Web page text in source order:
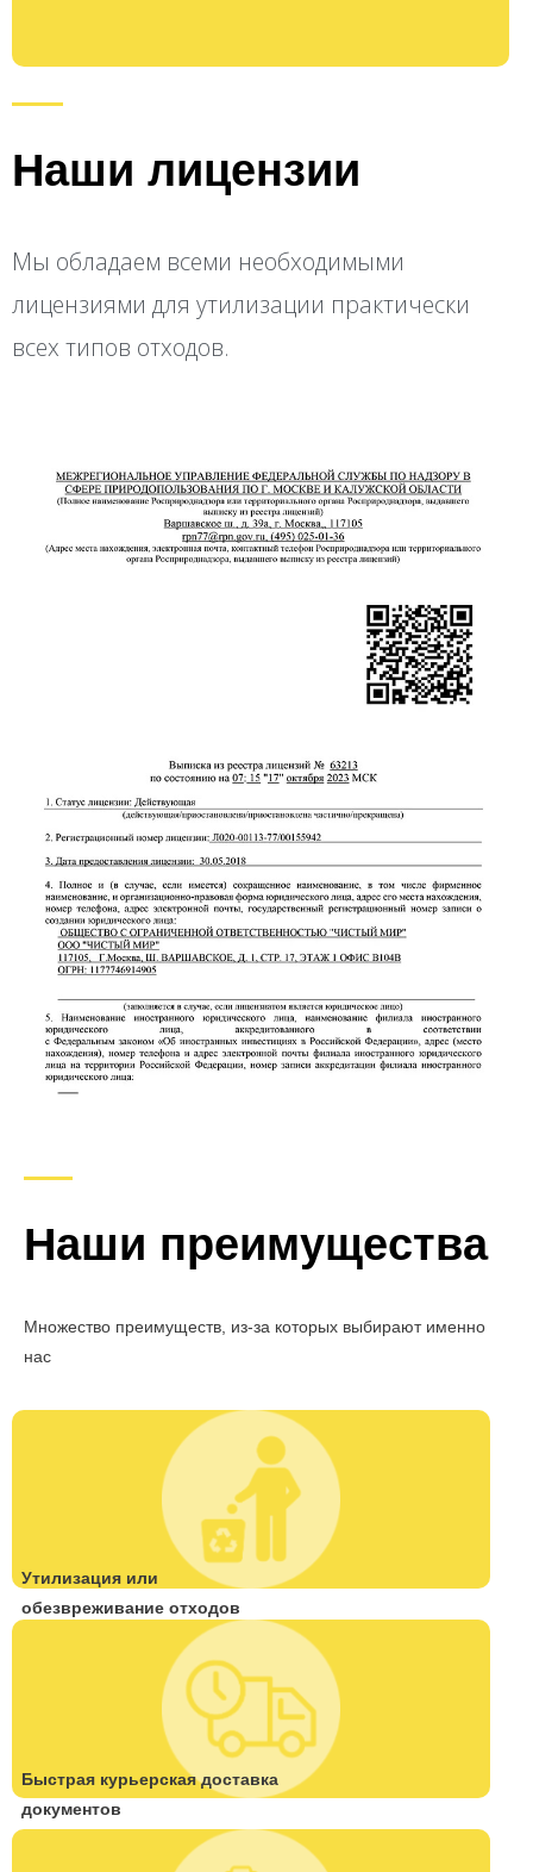
Наши лицензии
Мы обладаем всеми необходимыми
лицензиями для утилизации практически
всех типов отходов.
Утилизация или
обезвреживание отходов
Быстрая курьерская доставка
документов
Наши преимущества
Множество преимуществ, из-за которых выбирают именно
нас